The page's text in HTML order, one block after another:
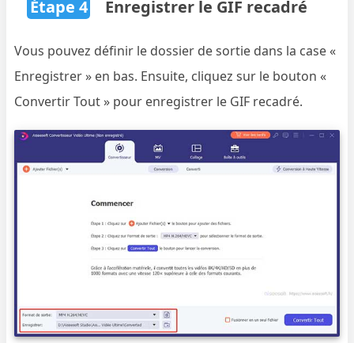
Étape 4 Enregistrer le GIF recadré
Vous pouvez définir le dossier de sortie dans la case «
Enregistrer » en bas. Ensuite, cliquez sur le bouton «
Convertir Tout » pour enregistrer le GIF recadré.